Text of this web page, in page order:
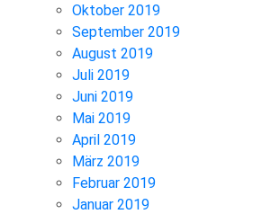
Oktober 2019
September 2019
August 2019
Juli 2019
Juni 2019
Mai 2019
April 2019
März 2019
Februar 2019
Januar 2019